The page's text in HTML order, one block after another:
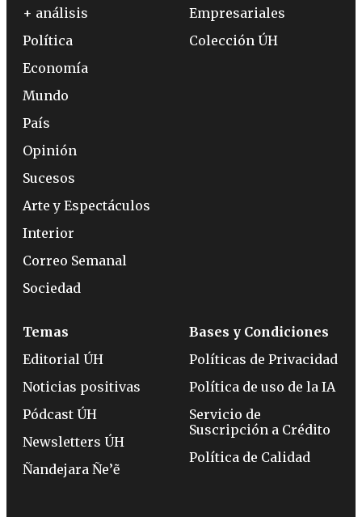
+ análisis
Política
Economía
Mundo
País
Opinión
Sucesos
Arte y Espectáculos
Interior
Correo Semanal
Sociedad
Empresariales
Colección ÚH
Temas
Editorial ÚH
Noticias positivas
Pódcast ÚH
Newsletters ÚH
Ñandejara Ñe’ẽ
Bases y Condiciones
Políticas de Privacidad
Política de uso de la IA
Servicio de
Suscripción a Crédito
Política de Calidad